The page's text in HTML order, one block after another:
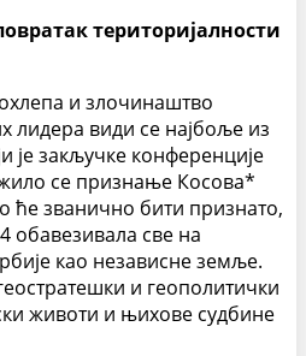
територијалности
и злочинаштво
лидера види се најбоље из
је закључке конференције
се признање Косова*
ће званично бити признато,
обавезивала све на
као независне земље.
и геополитички
животи и њихове судбине